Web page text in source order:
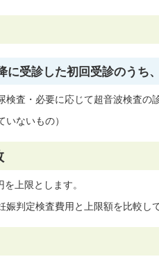
受診した初回受診のうち
検査・必要に応じて超音波検査の
いないもの）
上限とします。
娠判定検査費用と上限額を比較し